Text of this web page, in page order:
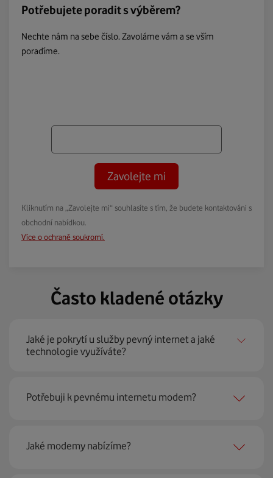
Potřebujete poradit s výběrem?
Nechte nám na sebe číslo. Zavoláme vám a se vším
poradíme.
Zavolejte mi
Kliknutím na „Zavolejte mi“ souhlasíte s tím, že budete kontaktováni s
obchodní nabídkou.
Více o ochraně soukromí.
Často kladené otázky
Jaké je pokrytí u služby pevný internet a jaké
technologie využíváte?
Pevný internet můžeme nabídnout
domácností
Potřebuji k pevnému internetu modem?
Ano, potřebujete. Rádi vám ho poskytneme na splátky. U
modemu od Vodafonu navíc garantujeme plnou
Jaké modemy nabízíme?